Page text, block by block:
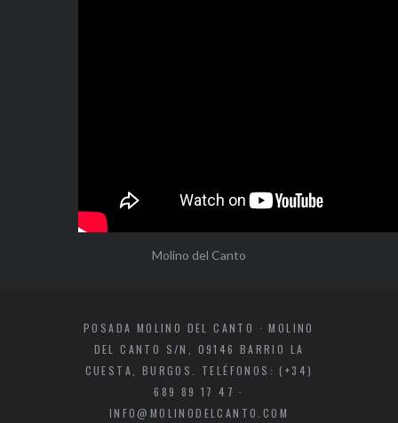
Molino del Canto
POSADA MOLINO DEL CANTO · MOLINO
DEL CANTO S/N, 09146 BARRIO LA
CUESTA, BURGOS. TELÉFONOS: (+34)
689 89 17 47 ·
INFO@MOLINODELCANTO.COM